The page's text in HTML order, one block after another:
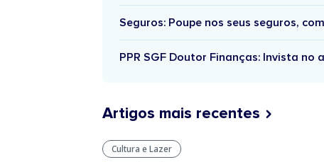
Seguros: Poupe nos seus seguros,
PPR SGF Doutor Finanças: Invista
Artigos mais recentes
Cultura e Lazer